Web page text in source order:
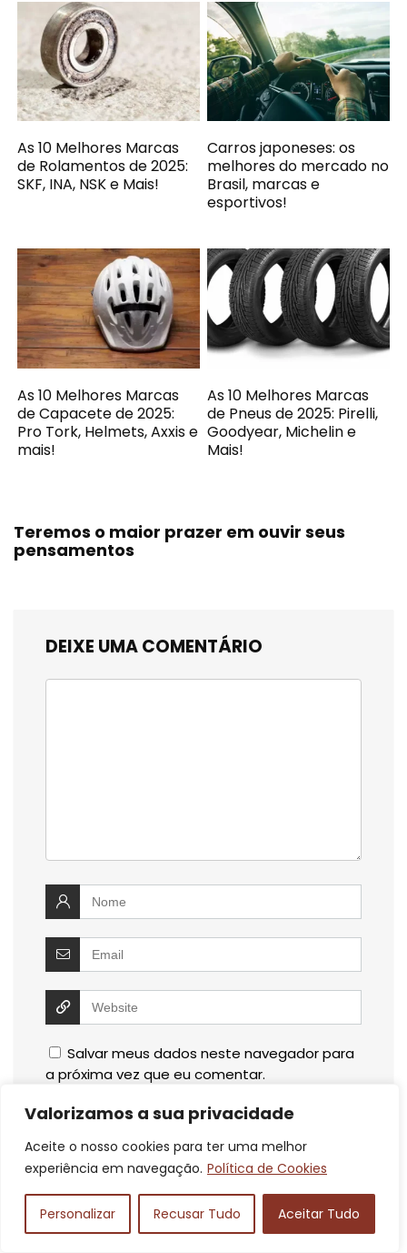
Valorizamos a sua privacidade
Aceite o nosso cookies para ter uma melhor
experiência em navegação. Política de Cookies
Personalizar Recusar Tudo Aceitar Tudo
As 10 Melhores Marcas
de Rolamentos de 2025:
SKF, INA, NSK e Mais!
Carros japoneses: os
melhores do mercado no
Brasil, marcas e
esportivos!
As 10 Melhores Marcas
de Capacete de 2025:
Pro Tork, Helmets, Axxis e
mais!
As 10 Melhores Marcas
de Pneus de 2025: Pirelli,
Goodyear, Michelin e
Mais!
Teremos o maior prazer em ouvir seus
pensamentos
DEIXE UMA COMENTÁRIO
Salvar meus dados neste navegador para
a próxima vez que eu comentar.
Pesquisar